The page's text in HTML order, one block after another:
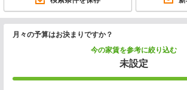
月々の予算はお決まりですか？
今の家賃を参考に絞り込む
未設定